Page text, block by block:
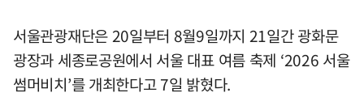
서울관광재단은 20일부터 8월9일까지 21일간 광화문
광장과 세종로공원에서 서울 대표 여름 축제 ‘2026 서울
썸머비치’를 개최한다고 7일 밝혔다.